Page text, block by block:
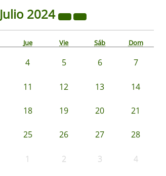
Julio 2024
Jue Vie Sáb Dom
4 5 6 7
11 12 13 14
18 19 20 21
25 26 27 28
1 2 3 4